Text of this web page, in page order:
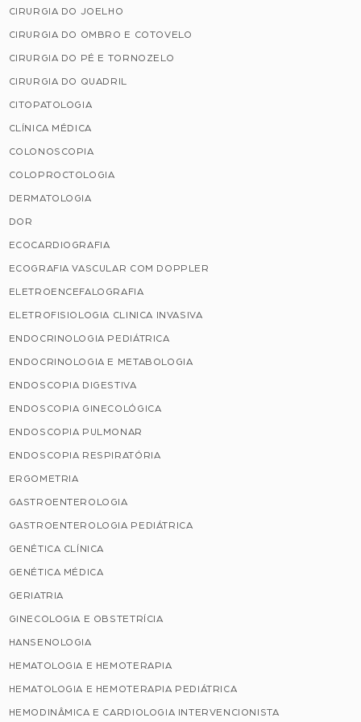
CIRURGIA DO JOELHO
CIRURGIA DO OMBRO E COTOVELO
CIRURGIA DO PÉ E TORNOZELO
CIRURGIA DO QUADRIL
CITOPATOLOGIA
CLÍNICA MÉDICA
COLONOSCOPIA
COLOPROCTOLOGIA
DERMATOLOGIA
DOR
ECOCARDIOGRAFIA
ECOGRAFIA VASCULAR COM DOPPLER
ELETROENCEFALOGRAFIA
ELETROFISIOLOGIA CLINICA INVASIVA
ENDOCRINOLOGIA PEDIÁTRICA
ENDOCRINOLOGIA E METABOLOGIA
ENDOSCOPIA DIGESTIVA
ENDOSCOPIA GINECOLÓGICA
ENDOSCOPIA PULMONAR
ENDOSCOPIA RESPIRATÓRIA
ERGOMETRIA
GASTROENTEROLOGIA
GASTROENTEROLOGIA PEDIÁTRICA
GENÉTICA CLÍNICA
GENÉTICA MÉDICA
GERIATRIA
GINECOLOGIA E OBSTETRÍCIA
HANSENOLOGIA
HEMATOLOGIA E HEMOTERAPIA
HEMATOLOGIA E HEMOTERAPIA PEDIÁTRICA
HEMODINÂMICA E CARDIOLOGIA INTERVENCIONISTA